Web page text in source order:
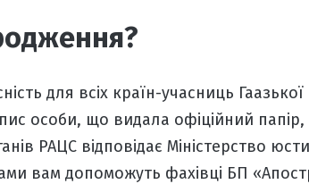
для всіх країн-учасниць Гаазької
особи, що видала офіційний
РАЦС відповідає Міністерство
вам допоможуть фахівці БП «